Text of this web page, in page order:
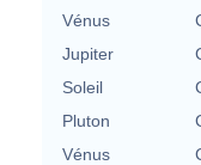
Vénus
Jupiter
Soleil
Pluton
Vénus